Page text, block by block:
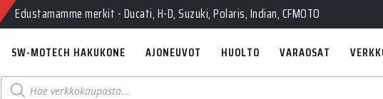
Edustamamme merkit - Ducati, H-D, Suzuki, Polaris, Indian, CFMOTO
SW-MOTECH HAKUKONE AJONEUVOT HUOLTO VARAOSAT
Products
search